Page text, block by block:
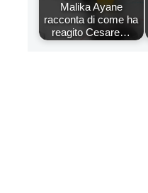
Malika Ayane
racconta di come ha
reagito Cesare…